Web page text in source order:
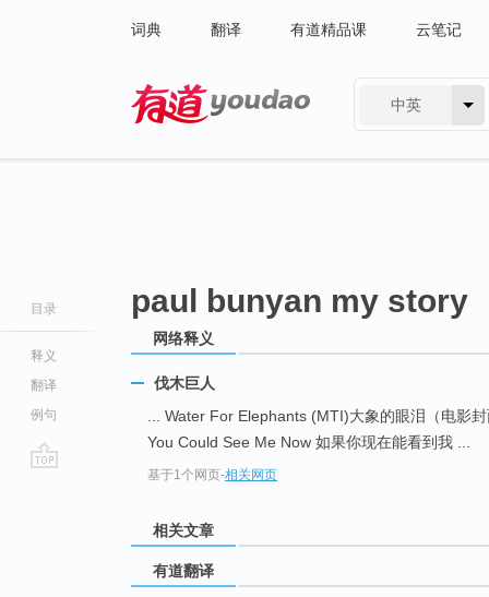
词典 翻译 有道精品课 云笔记
中英
目录
释义
翻译
例句
paul bunyan my story
网络释义
伐木巨人
... Water For Elephants (MTI)大象的眼泪（电影
You Could See Me Now 如果你现在能看到我 ...
基于1个网页-相关网页
相关文章
有道翻译